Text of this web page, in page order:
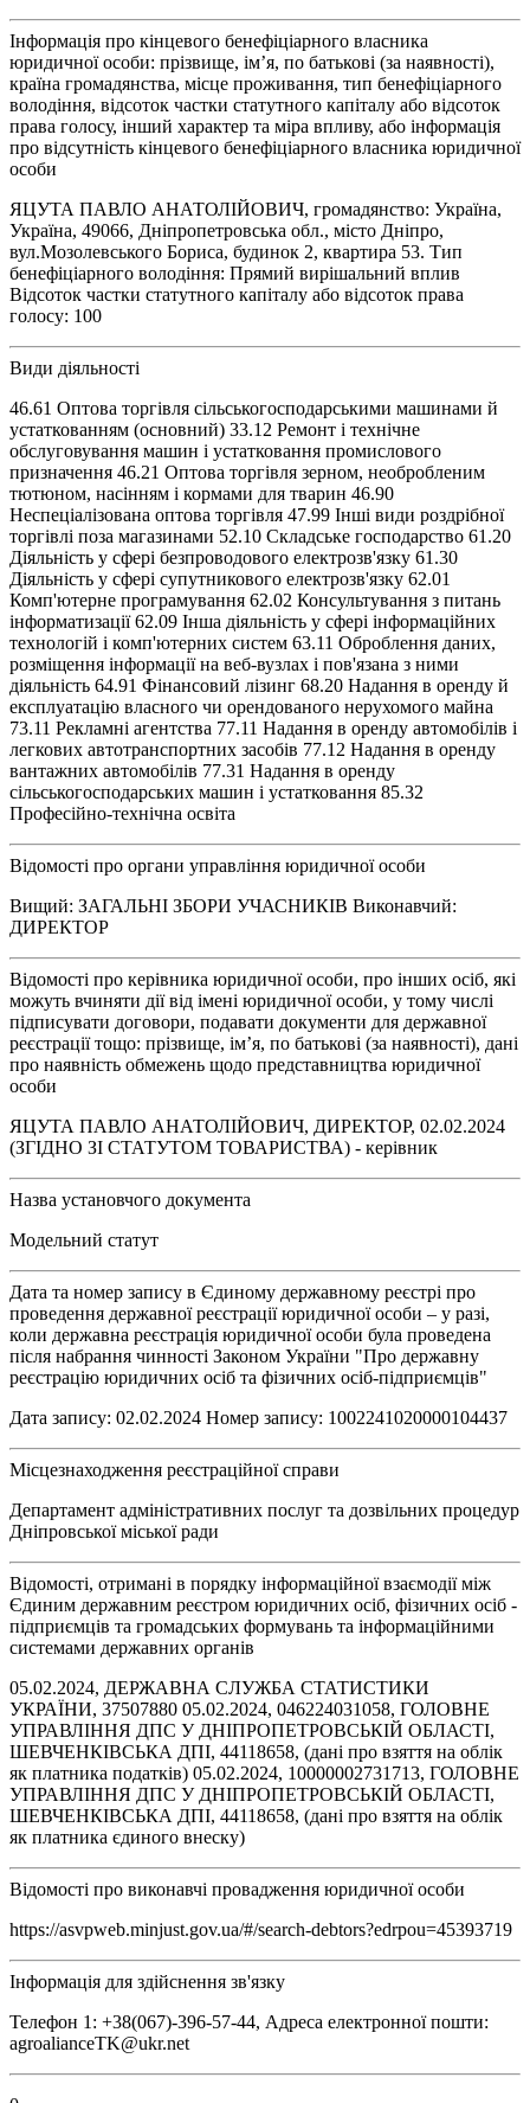
Інформація про кінцевого бенефіціарного власника
юридичної особи: прізвище, ім’я, по батькові (за наявності),
країна громадянства, місце проживання, тип бенефіціарного
володіння, відсоток частки статутного капіталу або відсоток
права голосу, інший характер та міра впливу, або інформація
про відсутність кінцевого бенефіціарного власника юридичної
особи
ЯЦУТА ПАВЛО АНАТОЛІЙОВИЧ, громадянство: Україна,
Україна, 49066, Дніпропетровська обл., місто Дніпро,
вул.Мозолевського Бориса, будинок 2, квартира 53. Тип
бенефіціарного володіння: Прямий вирішальний вплив
Відсоток частки статутного капіталу або відсоток права
голосу: 100
Види діяльності
46.61 Оптова торгівля сільськогосподарськими машинами й
устаткованням (основний) 33.12 Ремонт і технічне
обслуговування машин і устатковання промислового
призначення 46.21 Оптова торгівля зерном, необробленим
тютюном, насінням і кормами для тварин 46.90
Неспеціалізована оптова торгівля 47.99 Інші види роздрібної
торгівлі поза магазинами 52.10 Складське господарство 61.20
Діяльність у сфері безпроводового електрозв'язку 61.30
Діяльність у сфері супутникового електрозв'язку 62.01
Комп'ютерне програмування 62.02 Консультування з питань
інформатизації 62.09 Інша діяльність у сфері інформаційних
технологій і комп'ютерних систем 63.11 Оброблення даних,
розміщення інформації на веб-вузлах і пов'язана з ними
діяльність 64.91 Фінансовий лізинг 68.20 Надання в оренду й
експлуатацію власного чи орендованого нерухомого майна
73.11 Рекламні агентства 77.11 Надання в оренду автомобілів і
легкових автотранспортних засобів 77.12 Надання в оренду
вантажних автомобілів 77.31 Надання в оренду
сільськогосподарських машин і устатковання 85.32
Професійно-технічна освіта
Відомості про органи управління юридичної особи
Вищий: ЗАГАЛЬНІ ЗБОРИ УЧАСНИКІВ Виконавчий:
ДИРЕКТОР
Відомості про керівника юридичної особи, про інших осіб, які
можуть вчиняти дії від імені юридичної особи, у тому числі
підписувати договори, подавати документи для державної
реєстрації тощо: прізвище, ім’я, по батькові (за наявності), дані
про наявність обмежень щодо представництва юридичної
особи
ЯЦУТА ПАВЛО АНАТОЛІЙОВИЧ, ДИРЕКТОР, 02.02.2024
(ЗГІДНО ЗІ СТАТУТОМ ТОВАРИСТВА) - керівник
Назва установчого документа
Модельний статут
Дата та номер запису в Єдиному державному реєстрі про
проведення державної реєстрації юридичної особи – у разі,
коли державна реєстрація юридичної особи була проведена
після набрання чинності Законом України "Про державну
реєстрацію юридичних осіб та фізичних осіб-підприємців"
Дата запису: 02.02.2024 Номер запису: 1002241020000104437
Місцезнаходження реєстраційної справи
Департамент адміністративних послуг та дозвільних процедур
Дніпровської міської ради
Відомості, отримані в порядку інформаційної взаємодії між
Єдиним державним реєстром юридичних осіб, фізичних осіб -
підприємців та громадських формувань та інформаційними
системами державних органів
05.02.2024, ДЕРЖАВНА СЛУЖБА СТАТИСТИКИ
УКРАЇНИ, 37507880 05.02.2024, 046224031058, ГОЛОВНЕ
УПРАВЛІННЯ ДПС У ДНІПРОПЕТРОВСЬКІЙ ОБЛАСТІ,
ШЕВЧЕНКІВСЬКА ДПІ, 44118658, (дані про взяття на облік
як платника податків) 05.02.2024, 10000002731713, ГОЛОВНЕ
УПРАВЛІННЯ ДПС У ДНІПРОПЕТРОВСЬКІЙ ОБЛАСТІ,
ШЕВЧЕНКІВСЬКА ДПІ, 44118658, (дані про взяття на облік
як платника єдиного внеску)
Відомості про виконавчі провадження юридичної особи
https://asvpweb.minjust.gov.ua/#/search-debtors?edrpou=45393719
Інформація для здійснення зв'язку
Телефон 1: +38(067)-396-57-44, Адреса електронної пошти:
agroalianceTK@ukr.net